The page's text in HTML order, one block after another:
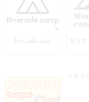
Riverside camp
水上
＞水上